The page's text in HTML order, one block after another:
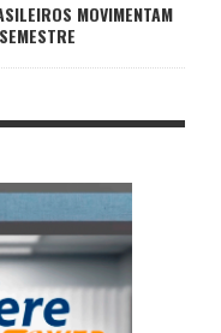
MOVIMENTAM